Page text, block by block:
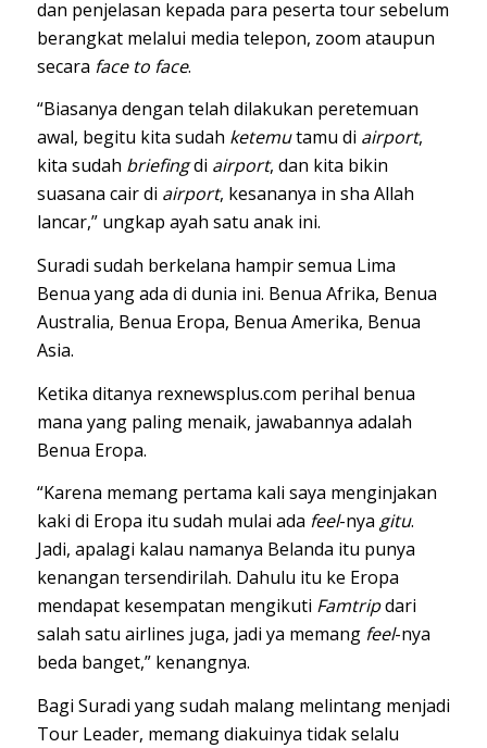
dan penjelasan kepada para peserta tour sebelum
berangkat melalui media telepon, zoom ataupun
secara face to face.
“Biasanya dengan telah dilakukan peretemuan
awal, begitu kita sudah ketemutamu di airport,
kita sudah briefingdi airport, dan kita bikin
suasana cair di airport, kesananya in sha Allah
lancar,” ungkap ayah satu anak ini.
Suradi sudah berkelana hampir semua Lima
Benua yang ada di dunia ini. Benua Afrika, Benua
Australia, Benua Eropa, Benua Amerika, Benua
Asia.
Ketika ditanya rexnewsplus.com perihal benua
mana yang paling menaik, jawabannya adalah
Benua Eropa.
“Karena memang pertama kali saya menginjakan
kaki di Eropa itu sudah mulai ada feel-nya gitu.
Jadi, apalagi kalau namanya Belanda itu punya
kenangan tersendirilah. Dahulu itu ke Eropa
mendapat kesempatan mengikuti Famtripdari
salah satu airlines juga, jadi ya memang feel-nya
beda banget,” kenangnya.
Bagi Suradi yang sudah malang melintang menjadi
Tour Leader, memang diakuinya tidak selalu